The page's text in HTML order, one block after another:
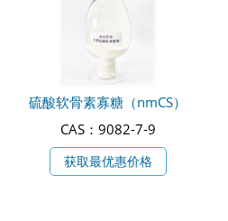
硫酸软骨素寡糖（nmCS）
CAS：9082-7-9
获取最优惠价格